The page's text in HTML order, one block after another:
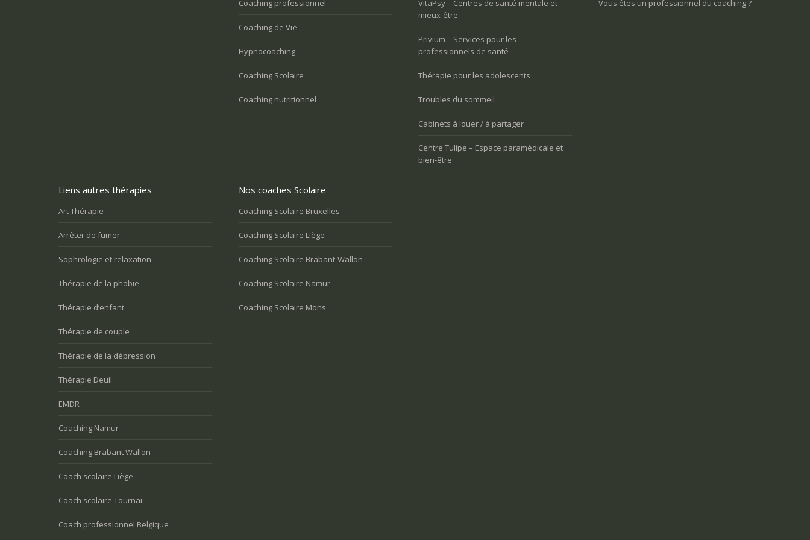
Coaching professionnel
Coaching de Vie
Hypnocoaching
Coaching Scolaire
Coaching nutritionnel
VitaPsy – Centres de santé mentale et
mieux-être
Privium – Services pour les
professionnels de santé
Thérapie pour les adolescents
Troubles du sommeil
Cabinets à louer / à partager
Centre Tulipe – Espace paramédicale et
bien-être
Vous êtes un professionnel du coaching ?
Liens autres thérapies
Art Thérapie
Arrêter de fumer
Sophrologie et relaxation
Thérapie de la phobie
Thérapie d’enfant
Thérapie de couple
Thérapie de la dépression
Thérapie Deuil
EMDR
Coaching Namur
Coaching Brabant Wallon
Coach scolaire Liège
Coach scolaire Tournai
Coach professionnel Belgique
Nos coaches Scolaire
Coaching Scolaire Bruxelles
Coaching Scolaire Liège
Coaching Scolaire Brabant-Wallon
Coaching Scolaire Namur
Coaching Scolaire Mons